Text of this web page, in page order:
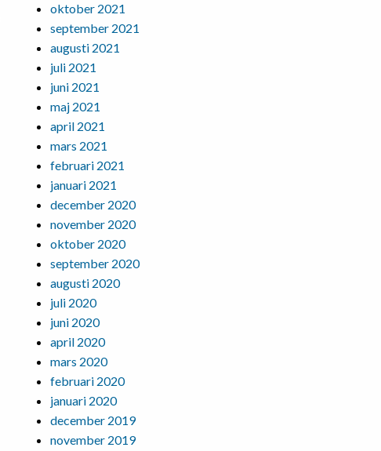
oktober 2021
september 2021
augusti 2021
juli 2021
juni 2021
maj 2021
april 2021
mars 2021
februari 2021
januari 2021
december 2020
november 2020
oktober 2020
september 2020
augusti 2020
juli 2020
juni 2020
april 2020
mars 2020
februari 2020
januari 2020
december 2019
november 2019